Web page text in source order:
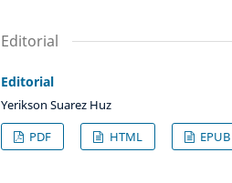
Editorial
Editorial
Yerikson Suarez Huz
PDF
HTML EPUB